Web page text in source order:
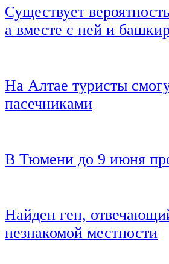
Существует
а вместе с ней и
На Алтае туристы
пасечниками
В Тюмени до 9 июня
Найден ген,
незнакомой местности